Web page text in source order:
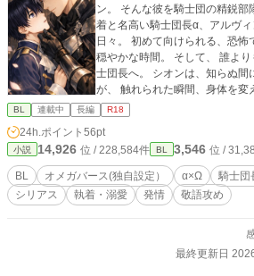
ン。 そんな彼を騎士団の精鋭部隊へ引き抜いたのは、 冷静沈
着と名高い騎士団長α、アルヴィンだった
日々。 初めて向けられる、恐
穏やかな時間。 そして、 誰よりも優しく、誰よりも孤独な騎
士団長へ。 シオンは、知らぬ間に恋をする。 ――その想い
が、 触れられた瞬間、身体を変
にも反応しなかったはずの身体
を求めてしまう。 理性で抗おうとする騎士団長αと、 無自覚
のままそのすべてを狂わせていく未発現Ω。
い。 それでも、もう離れられない。 これは、 理性
越えて惹かれ合う、 不器用で切実
部 王都編～ 騎士団長アルヴィンと想いを通わせ、 ようやく
自分の居場所を見つけたシオン。 しかし、王都で待っていた
に眠る禁書。 そして二百年ぶ
BL 連載中 長編 R18
24h.ポイント 56pt
小説 14,926 位 / 228,584件 BL 3,546 位 /
BL オメガバース(独自設定） α×Ω 騎士団
シリアス
執着・溺愛 発情 敬語攻め
最終更新日